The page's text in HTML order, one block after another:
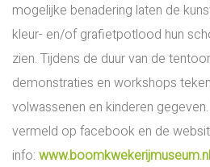
mogelijke benadering laten de
kleur- en/of grafietpotlood hun
zien. Tijdens de duur van de
demonstraties en workshops
volwassenen en kinderen
vermeld op facebook en de
info: www.boomkwekerijmuseum.nl